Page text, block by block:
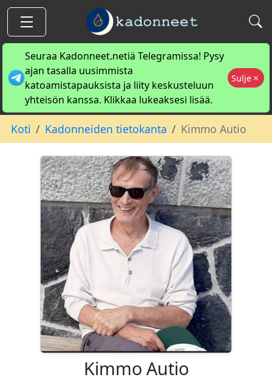
Seuraa Kadonneet.netiä Telegramissa! Pysy
ajan tasalla uusimmista
katoamistapauksista ja liity keskusteluun
yhteisön kanssa. Klikkaa lukeaksesi lisää.
Sulje
Koti Kadonneiden tietokanta Kimmo Autio
Kimmo Autio